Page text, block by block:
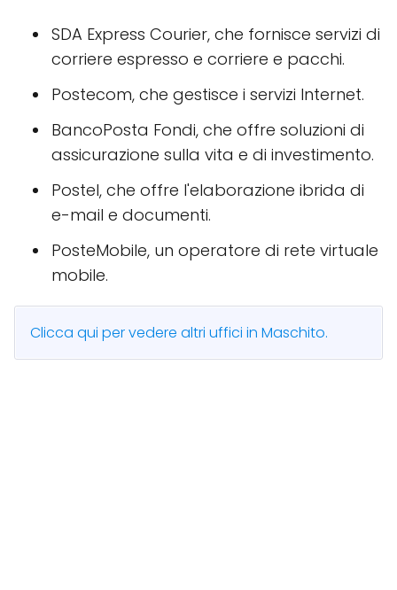
SDA Express Courier, che fornisce servizi di
corriere espresso e corriere e pacchi.
Postecom, che gestisce i servizi Internet.
BancoPosta Fondi, che offre soluzioni di
assicurazione sulla vita e di investimento.
Postel, che offre l'elaborazione ibrida di
e-mail e documenti.
PosteMobile, un operatore di rete virtuale
mobile.
Clicca qui per vedere altri uffici in Maschito.